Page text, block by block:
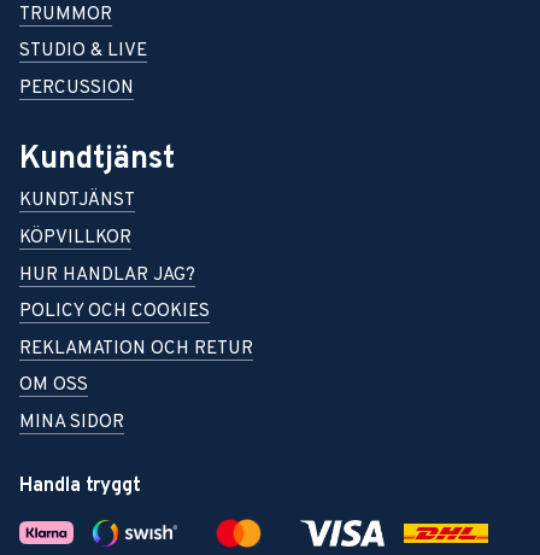
TRUMMOR
STUDIO & LIVE
PERCUSSION
Kundtjänst
KUNDTJÄNST
KÖPVILLKOR
HUR HANDLAR JAG?
POLICY OCH COOKIES
REKLAMATION OCH RETUR
OM OSS
MINA SIDOR
Handla tryggt